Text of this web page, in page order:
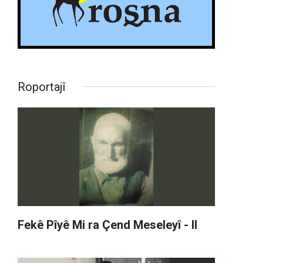
Roportajî
Fekê Pîyê Mi ra Çend Meseleyî - II